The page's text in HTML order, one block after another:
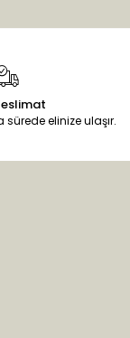
sürede elinize ulaşır.